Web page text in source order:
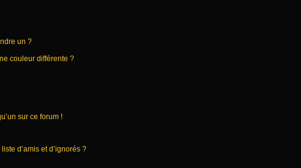
un ?
couleur différente ?
sur ce forum !
d’amis et d’ignorés ?